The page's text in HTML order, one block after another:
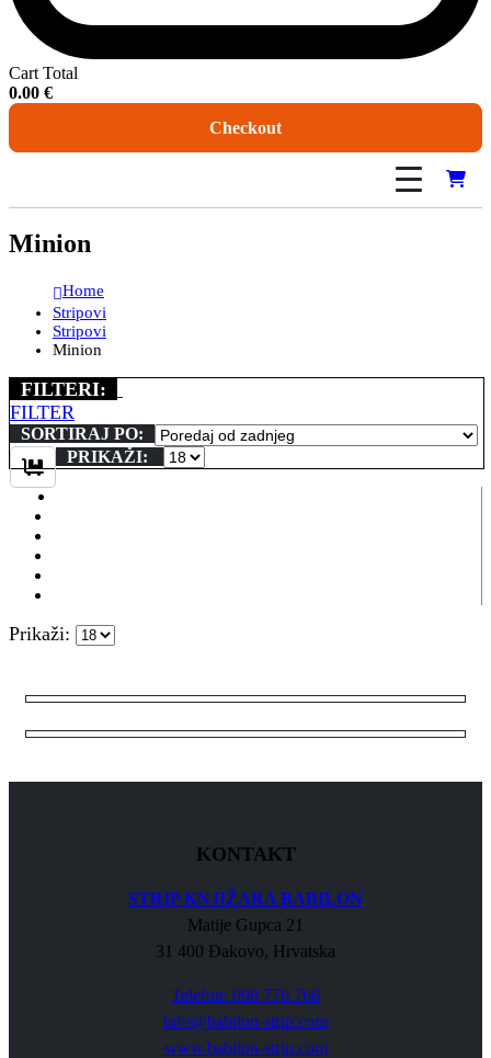
Cart Total
0.00 €
Checkout
Minion
Home
Stripovi
Stripovi
Minion
FILTERI:
FILTER
SORTIRAJ PO:
PRIKAŽI:
Prikaži:
KONTAKT
STRIP KNJIŽARA BABILON
Matije Gupca 21
31 400 Đakovo, Hrvatska
Telefon: 098 776 766
info@babilon-strip.com
www.babilon-strip.com